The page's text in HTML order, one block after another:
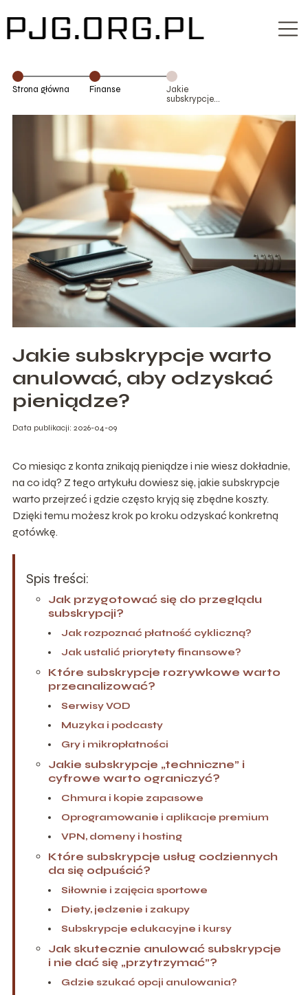
Strona główna Finanse
Jakie
subskrypcje
anulować, aby
Jakie subskrypcje warto
anulować, aby odzyskać
pieniądze?
Data publikacji: 2026-04-09
Co miesiąc z konta znikają pieniądze i nie wiesz dokładnie,
na co idą? Z tego artykułu dowiesz się, jakie subskrypcje
warto przejrzeć i gdzie często kryją się zbędne koszty.
Dzięki temu możesz krok po kroku odzyskać konkretną
gotówkę.
Spis treści:
Jak przygotować się do przeglądu
subskrypcji?
Jak rozpoznać płatność cykliczną?
Jak ustalić priorytety finansowe?
Które subskrypcje rozrywkowe warto
przeanalizować?
Serwisy VOD
Muzyka i podcasty
Gry i mikropłatności
Jakie subskrypcje „techniczne” i
cyfrowe warto ograniczyć?
Chmura i kopie zapasowe
Oprogramowanie i aplikacje premium
VPN, domeny i hosting
Które subskrypcje usług codziennych
da się odpuścić?
Siłownie i zajęcia sportowe
Diety, jedzenie i zakupy
Subskrypcje edukacyjne i kursy
Jak skutecznie anulować subskrypcje
i nie dać się „przytrzymać”?
Gdzie szukać opcji anulowania?